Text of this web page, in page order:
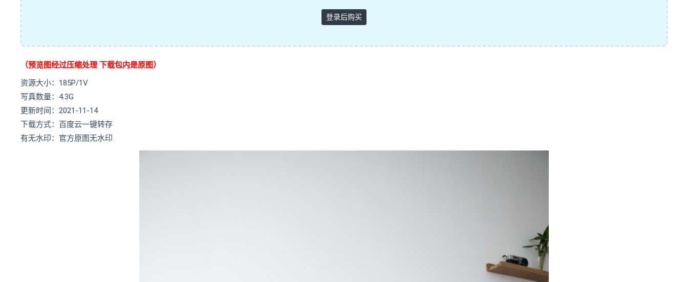
登录后购买
（预览图经过压缩处理 下载包内是原图）
资源大小：185P/1V
写真数量：4.3G
更新时间：2021-11-14
下载方式：百度云一键转存
有无水印：官方原图无水印